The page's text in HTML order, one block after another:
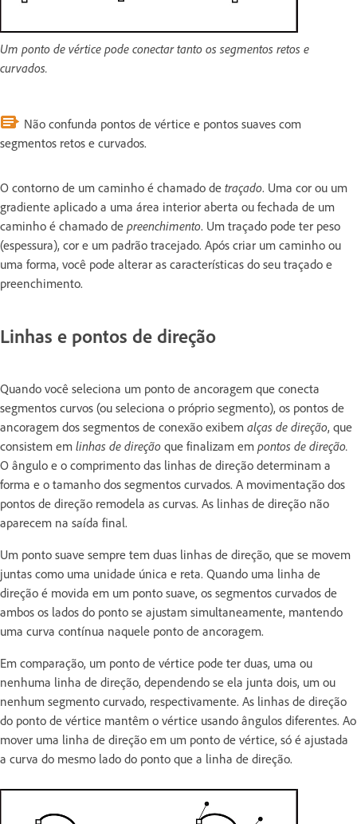
Um ponto de vértice pode conectar tanto os segmentos retos e
curvados.
Não confunda pontos de vértice e pontos suaves com
segmentos retos e curvados.
O contorno de um caminho é chamado de traçado. Uma cor ou um
gradiente aplicado a uma área interior aberta ou fechada de um
caminho é chamado de preenchimento. Um traçado pode ter peso
(espessura), cor e um padrão tracejado. Após criar um caminho ou
uma forma, você pode alterar as características do seu traçado e
preenchimento.
Linhas e pontos de direção
Quando você seleciona um ponto de ancoragem que conecta
segmentos curvos (ou seleciona o próprio segmento), os pontos de
ancoragem dos segmentos de conexão exibem alças de direção, que
consistem em linhas de direção que finalizam em pontos de direção.
O ângulo e o comprimento das linhas de direção determinam a
forma e o tamanho dos segmentos curvados. A movimentação dos
pontos de direção remodela as curvas. As linhas de direção não
aparecem na saída final.
Um ponto suave sempre tem duas linhas de direção, que se movem
juntas como uma unidade única e reta. Quando uma linha de
direção é movida em um ponto suave, os segmentos curvados de
ambos os lados do ponto se ajustam simultaneamente, mantendo
uma curva contínua naquele ponto de ancoragem.
Em comparação, um ponto de vértice pode ter duas, uma ou
nenhuma linha de direção, dependendo se ela junta dois, um ou
nenhum segmento curvado, respectivamente. As linhas de direção
do ponto de vértice mantêm o vértice usando ângulos diferentes. Ao
mover uma linha de direção em um ponto de vértice, só é ajustada
a curva do mesmo lado do ponto que a linha de direção.